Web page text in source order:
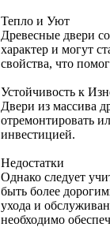
Тепло и Уют
Древесные двери
характер и могут
свойства, что
Устойчивость к
Двери из массива
отремонтировать
инвестицией.
Недостатки
Однако следует
быть более
ухода и
необходимо